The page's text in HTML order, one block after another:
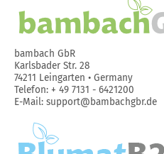
bambach GbR
Karlsbader Str. 28
74211 Leingarten • Germany
Telefon: + 49 7131 - 6421200
E-Mail: support@bambachgbr.de